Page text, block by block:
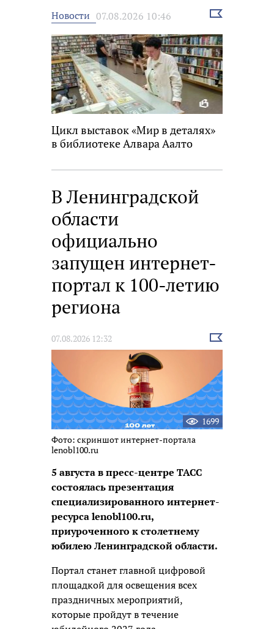
Новости 07.08.2026 10:46
Выбрать
Цикл выставок «Мир в деталях»
в библиотеке Алвара Аалто
В Ленинградской
области
официально
запущен интернет-
портал к 100-летию
региона
07.08.2026 12:32
Выбрать
новость
1699
Фото: скриншот интернет-портала
lenobl100.ru
5 августа в пресс-центре ТАСС
состоялась презентация
специализированного интернет-
ресурса lenobl100.ru,
приуроченного к столетнему
юбилею Ленинградской области.
Портал станет главной цифровой
площадкой для освещения всех
праздничных мероприятий,
которые пройдут в течение